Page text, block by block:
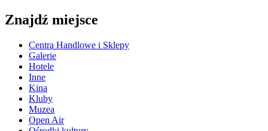
Znajdź miejsce
Centra Handlowe i Sklepy
Galerie
Hotele
Inne
Kina
Kluby
Muzea
Open Air